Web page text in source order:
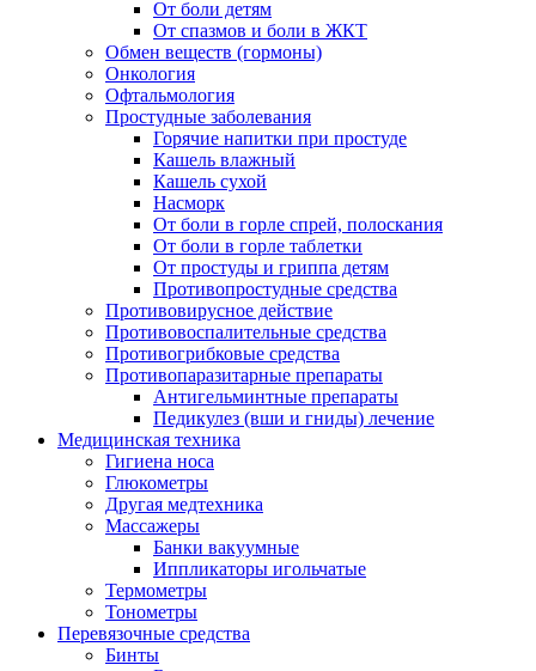
От боли детям
От спазмов и боли в ЖКТ
Обмен веществ (гормоны)
Онкология
Офтальмология
Простудные заболевания
Горячие напитки при простуде
Кашель влажный
Кашель сухой
Насморк
От боли в горле спрей, полоскания
От боли в горле таблетки
От простуды и гриппа детям
Противопростудные средства
Противовирусное действие
Противовоспалительные средства
Противогрибковые средства
Противопаразитарные препараты
Антигельминтные препараты
Педикулез (вши и гниды) лечение
Медицинская техника
Гигиена носа
Глюкометры
Другая медтехника
Массажеры
Банки вакуумные
Иппликаторы игольчатые
Термометры
Тонометры
Перевязочные средства
Бинты